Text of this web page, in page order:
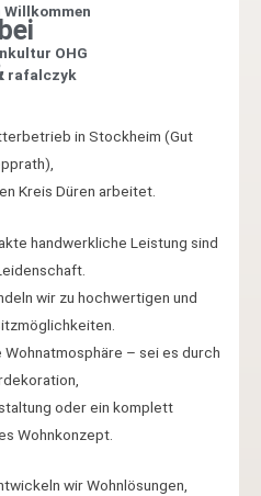
bei
OHG
rafalczyk
in Stockheim (Gut
Kreis Düren arbeitet.
handwerkliche Leistung sind
wir zu hochwertigen und
– sei es durch
oder ein komplett
Wohnkonzept.
wir Wohnlösungen,